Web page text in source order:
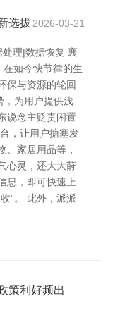
选拔 2026-03-21
理|数据恢复 襄
如今快节律的生
保与资源的轮回
，为用户提供浅
说念主贬责闲置
，让用户搪塞发
、家居用品等，
心灵，还大大莳
息，即可快速上
”。 此外，派派
策利好频出